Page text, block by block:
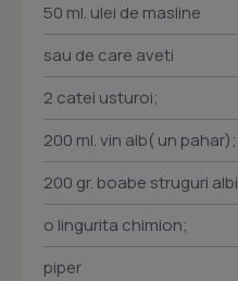
50 ml. ulei de masline
sau de care aveti
2 catei usturoi;
200 ml. vin alb( un pahar);
200 gr. boabe struguri albi
o lingurita chimion;
piper